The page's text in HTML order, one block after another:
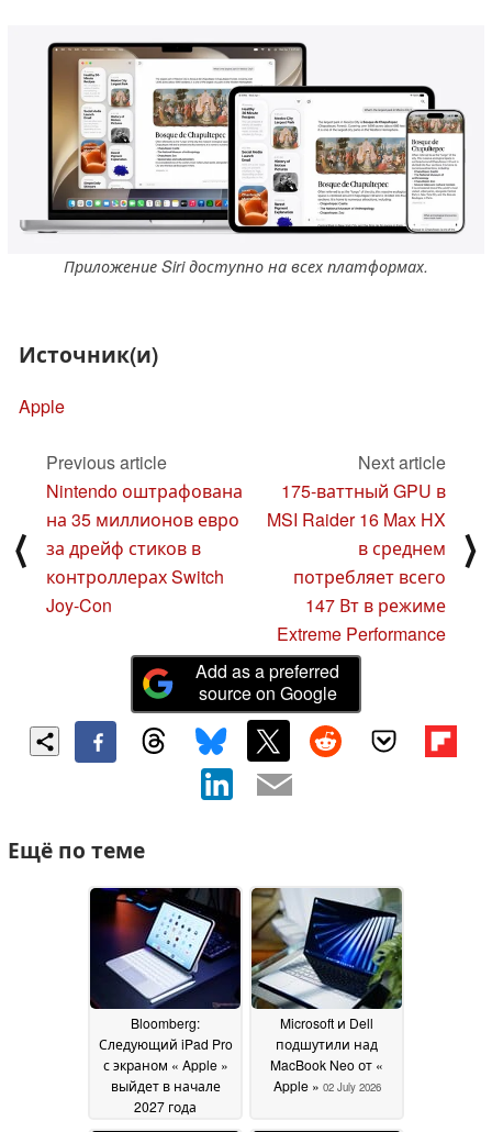
Приложение Siri доступно на всех платформах.
Источник(и)
Apple
⟨
Previous article
Nintendo оштрафована
на 35 миллионов евро
за дрейф стиков в
контроллерах Switch
Joy-Con
Next article
175-ваттный GPU в
MSI Raider 16 Max HX
в среднем
потребляет всего
147 Вт в режиме
Extreme Performance
⟩
Add as a preferred
source on Google
Ещё по теме
Bloomberg:
Следующий iPad Pro
с экраном « Apple »
выйдет в начале
2027 года
одновременно с
Microsoft и Dell
подшутили над
MacBook Neo от «
Apple » 02 July 2026